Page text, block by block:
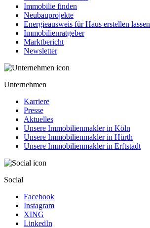
Immobilie finden
Neubauprojekte
Energieausweis für Haus erstellen lassen
Immobilienratgeber
Marktbericht
Newsletter
Unternehmen
Karriere
Presse
Aktuelles
Unsere Immobilienmakler in Köln
Unsere Immobilienmakler in Hürth
Unsere Immobilienmakler in Erftstadt
Social
Facebook
Instagram
XING
LinkedIn